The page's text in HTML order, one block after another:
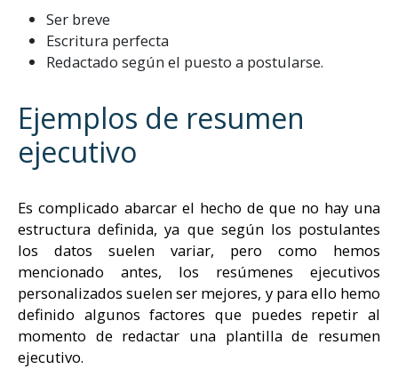
Ser breve
Escritura perfecta
Redactado según el puesto a postularse.
Ejemplos de resumen
ejecutivo
Es complicado abarcar el hecho de que no hay una
estructura definida, ya que según los postulantes
los datos suelen variar, pero como hemos
mencionado antes, los resúmenes ejecutivos
personalizados suelen ser mejores, y para ello hemo
definido algunos factores que puedes repetir al
momento de redactar una plantilla de resumen
ejecutivo.